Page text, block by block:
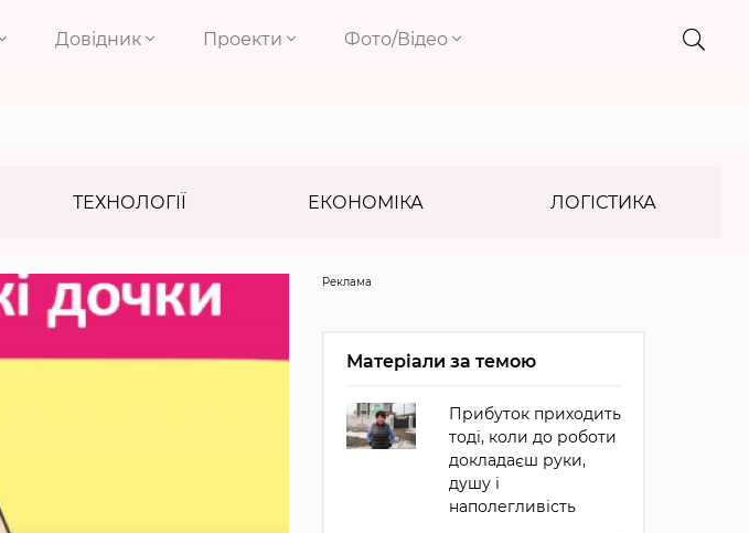
Довідник Проекти Фото/Відео
ТЕХНОЛОГІЇ ЕКОНОМІКА ЛОГІСТИКА
Реклама
Матеріали за темою
Прибуток приходить
тоді, коли до роботи
докладаєш руки,
душу і
наполегливість